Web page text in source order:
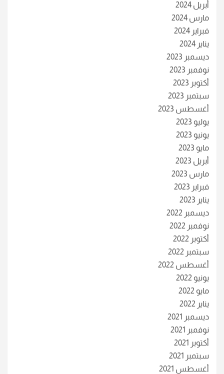
أبريل 2024
مارس 2024
فبراير 2024
يناير 2024
ديسمبر 2023
نوفمبر 2023
أكتوبر 2023
سبتمبر 2023
أغسطس 2023
يوليو 2023
يونيو 2023
مايو 2023
أبريل 2023
مارس 2023
فبراير 2023
يناير 2023
ديسمبر 2022
نوفمبر 2022
أكتوبر 2022
سبتمبر 2022
أغسطس 2022
يونيو 2022
مايو 2022
يناير 2022
ديسمبر 2021
نوفمبر 2021
أكتوبر 2021
سبتمبر 2021
أغسطس 2021